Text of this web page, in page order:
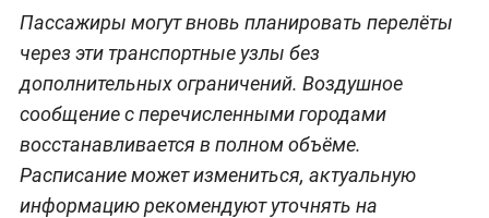
Пассажиры могут вновь планировать перелёты
через эти транспортные узлы без
дополнительных ограничений. Воздушное
сообщение с перечисленными городами
восстанавливается в полном объёме.
Расписание может измениться, актуальную
информацию рекомендуют уточнять на